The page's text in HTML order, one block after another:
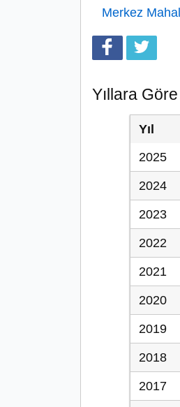
Merkez
Yıllara
Yıl
2025
2024
2023
2022
2021
2020
2019
2018
2017